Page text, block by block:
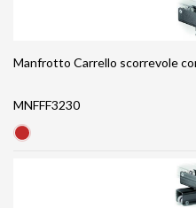
Manfrotto Carrello scorrevole
MNFFF3230